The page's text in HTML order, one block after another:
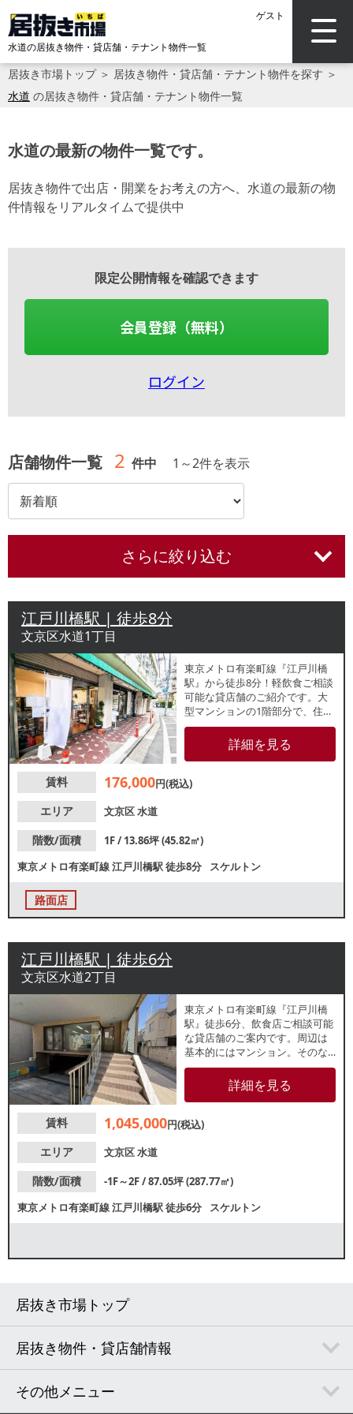
ゲスト
水道の居抜き物件・貸店舗・テナント物件一覧
居抜き市場トップ＞ 居抜き物件・貸店舗・テナント物件を探す ＞
水道 の居抜き物件・貸店舗・テナント物件一覧
水道の最新の物件一覧です。
居抜き物件で出店・開業をお考えの方へ、水道の最新の物
件情報をリアルタイムで提供中
限定公開情報を確認できます
会員登録（無料）
ログイン
店舗物件一覧 2 件中 1 ～2件を表示
さらに絞り込む
江戸川橋駅 | 徒歩8分
文京区水道1丁目
東京メトロ有楽町線『江戸川橋
駅』から徒歩8分！軽飲食ご相談
可能な貸店舗のご紹介です。大
型マンションの1階部分で、住民
の日常的な集客が期待できま
す。以前は食パン専門店が営業
していました。他区画では居酒
フェやテイクアウト業態におす
詳細を見る
賃料 176,000円(税込)
エリア
文京区水道
階数/面積
1F / 13.86坪 (45.82㎡)
東京メトロ有楽町線江戸川橋駅徒歩8分 スケルトン
路面店
江戸川橋駅 | 徒歩6分
文京区水道2丁目
東京メトロ有楽町線『江戸川橋
駅』徒歩6分、飲食店ご相談可能
な貸店舗のご案内です。周辺は
基本的にはマンション。そのな
かに印刷会社や製本所などが点
在している、駅近のわりに静か
なエリアです。店舗・事務所を
種等お気軽にご相談ください。
詳細を見る
賃料 1,045,000円(税込)
エリア
文京区水道
階数/面積
-1F～2F / 87.05坪 (287.77㎡)
東京メトロ有楽町線江戸川橋駅徒歩6分 スケルトン
居抜き市場トップ
居抜き物件・貸店舗情報
その他メニュー